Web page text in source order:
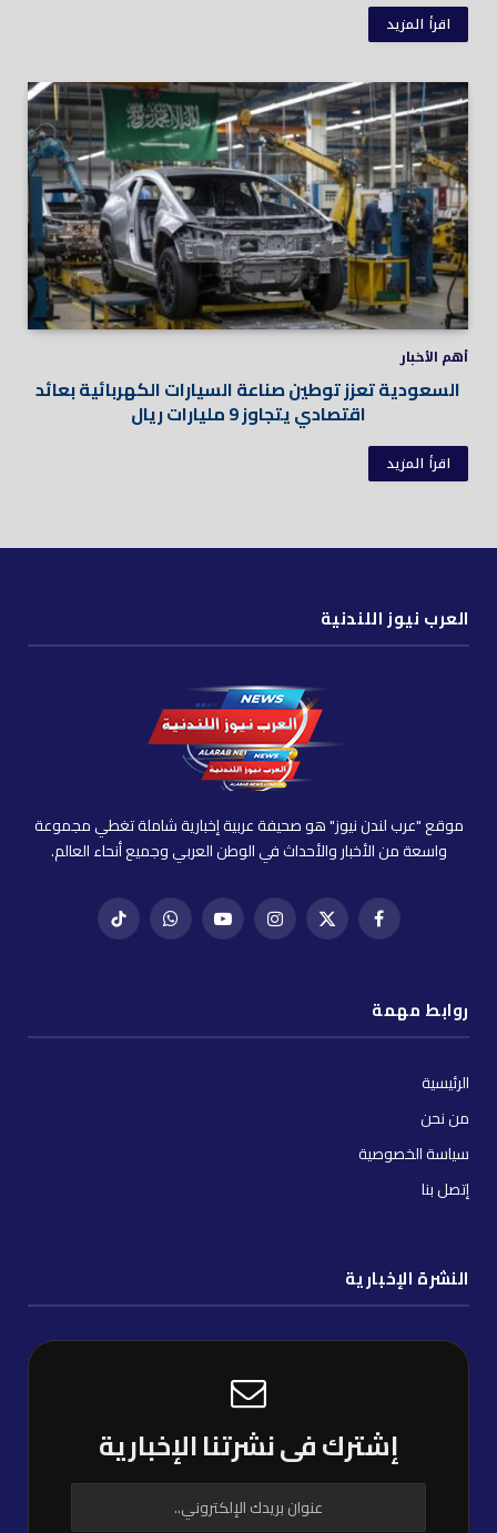
اقرأ المزيد
أهم الأخبار
السعودية تعزز توطين صناعة السيارات الكهربائية بعائد
اقتصادي يتجاوز 9 مليارات ريال
اقرأ المزيد
العرب نيوز اللندنية
موقع "عرب لندن نيوز" هو صحيفة عربية إخبارية شاملة تغطي مجموعة
واسعة من الأخبار والأحداث في الوطن العربي وجميع أنحاء العالم.
فيسبوكX
إنستغراميوتيوب واتساب تيك
روابط مهمة
الرئيسية
من نحن
سياسة الخصوصية
إتصل بنا
النشرة الإخبارية
إشترك فى نشرتنا الإخبارية